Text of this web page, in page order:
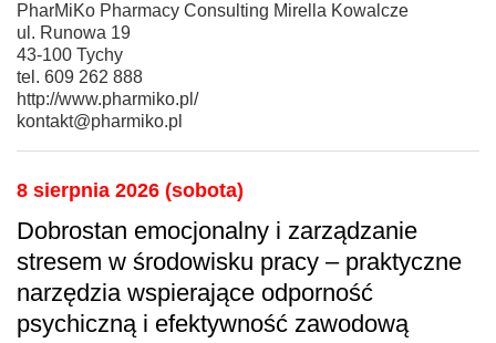
PharMiKo Pharmacy Consulting Mirella Kowalcze
ul. Runowa 19
43-100 Tychy
tel. 609 262 888
http://www.pharmiko.pl/
kontakt@pharmiko.pl
8 sierpnia 2026 (sobota)
Dobrostan emocjonalny i zarządzanie
stresem w środowisku pracy – praktyczne
narzędzia wspierające odporność
psychiczną i efektywność zawodową